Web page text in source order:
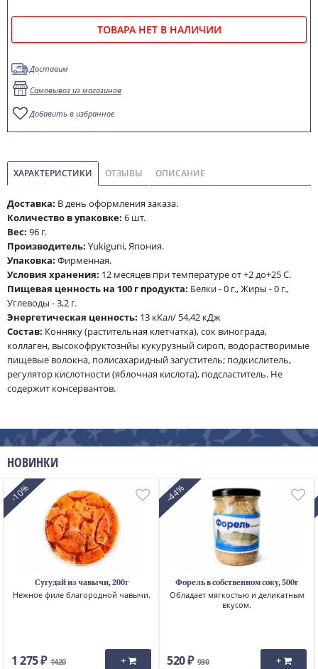
ТОВАРА НЕТ В НАЛИЧИИ
Доставим
Самовывоз из магазинов
Добавить в избранное
ХАРАКТЕРИСТИКИ ОТЗЫВЫ ОПИСАНИЕ
Доставка: В день оформления заказа.
Количество в упаковке: 6 шт.
Вес: 96 г.
Производитель: Yukiguni, Япония.
Упаковка: Фирменная.
Условия хранения: 12 месяцев при температуре от +2 до+25 С.
Пищевая ценность на 100 г продукта: Белки - 0 г., Жиры - 0 г.,
Углеводы - 3,2 г.
Энергетическая ценность: 13 кКал/ 54,42 кДж
Cостав: Конняку (растительная клетчатка), сок винограда,
коллаген, высокофруктознйы кукурузный сироп, водорастворимые
пищевые волокна, полисахаридный загуститель; подкислитель,
регулятор кислотности (яблочная кислота), подсластитель. Не
содержит консервантов.
НОВИНКИ
-10%
Сугудай из чавычи, 200г
Нежное филе благородной чавычи.
1 275 ₽ 1420 +
-44%
Форель в собственном соку, 500г
Обладает мягкостью и деликатным
вкусом.
520 ₽ 930 +